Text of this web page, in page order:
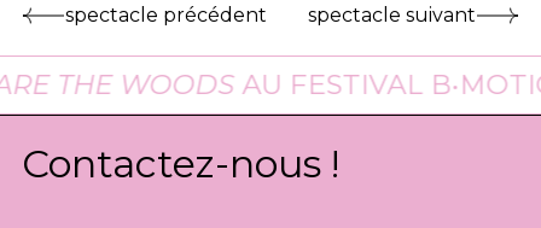
spectacle précédent spectacle suivant
THE WOODSAU FESTIVAL
Contactez-nous !